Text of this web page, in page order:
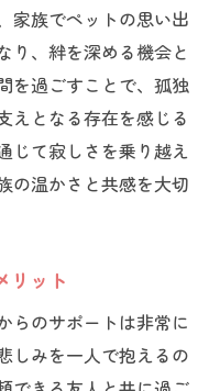
家族でペットの思い出
り、絆を深める機会と
を過ごすことで、孤独
えとなる存在を感じる
じて寂しさを乗り越え
の温かさと共感を大切
リット
らのサポートは非常に
しみを一人で抱えるの